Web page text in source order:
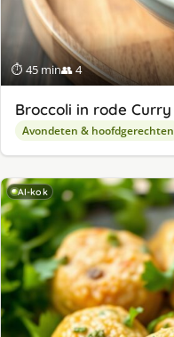
⏱ 45 min👥 4
Broccoli in rode Curry
Avondeten & hoofdgerechten
AI-kok